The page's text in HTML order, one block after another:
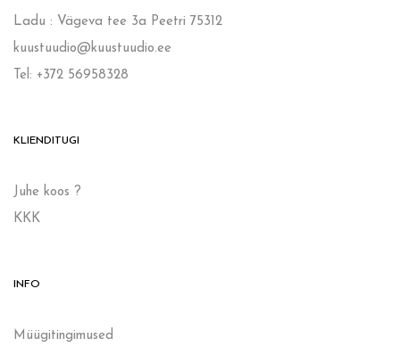
Ladu : Vägeva tee 3a Peetri 75312
kuustuudio@kuustuudio.ee
Tel: +372 56958328
KLIENDITUGI
Juhe koos ?
KKK
INFO
Müügitingimused